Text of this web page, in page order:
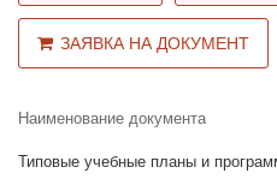
ЗАЯВКА НА ДОКУМЕНТ
Наименование документа
Типовые учебные планы и